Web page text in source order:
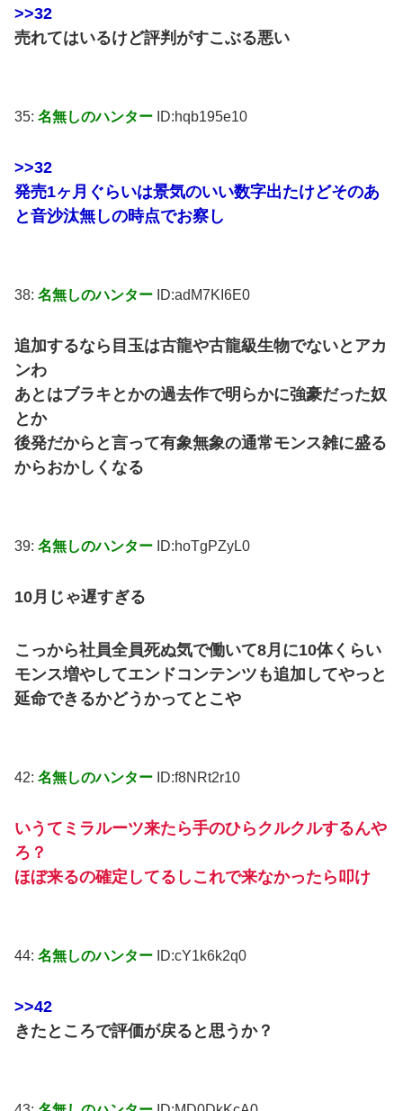
>>32
売れてはいるけど評判がすこぶる悪い
35: 名無しのハンター ID:hqb195e10
>>32
発売1ヶ月ぐらいは景気のいい数字出たけどそのあ
と音沙汰無しの時点でお察し
38: 名無しのハンター ID:adM7KI6E0
追加するなら目玉は古龍や古龍級生物でないとアカ
ンわ
あとはブラキとかの過去作で明らかに強豪だった奴
とか
後発だからと言って有象無象の通常モンス雑に盛る
からおかしくなる
39: 名無しのハンター ID:hoTgPZyL0
10月じゃ遅すぎる
こっから社員全員死ぬ気で働いて8月に10体くらい
モンス増やしてエンドコンテンツも追加してやっと
延命できるかどうかってとこや
42: 名無しのハンター ID:f8NRt2r10
いうてミラルーツ来たら手のひらクルクルするんや
ろ？
ほぼ来るの確定してるしこれで来なかったら叩け
44: 名無しのハンター ID:cY1k6k2q0
>>42
きたところで評価が戻ると思うか？